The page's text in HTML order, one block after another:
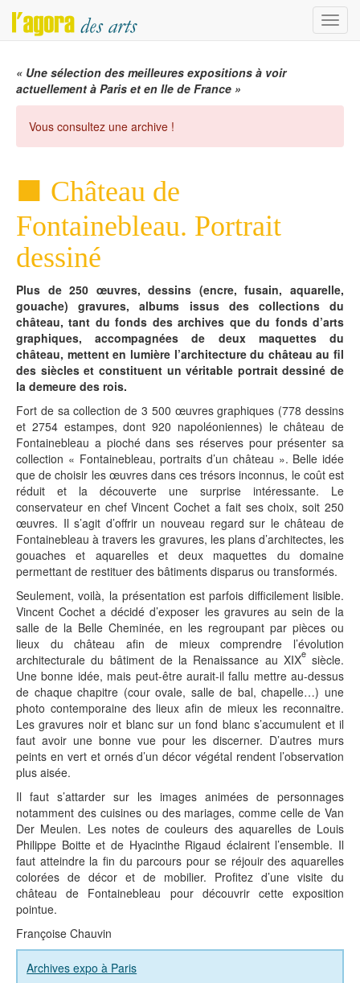
Menu
« Une sélection des meilleures expositions à voir
actuellement à Paris et en Ile de France »
Vous consultez une archive !
Château de
Fontainebleau. Portrait
dessiné
Plus de 250 œuvres, dessins (encre, fusain, aquarelle,
gouache) gravures, albums issus des collections du
château, tant du fonds des archives que du fonds d’arts
graphiques, accompagnées de deux maquettes du
château, mettent en lumière l’architecture du château au fil
des siècles et constituent un véritable portrait dessiné de
la demeure des rois.
Fort de sa collection de 3 500 œuvres graphiques (778 dessins
et 2754 estampes, dont 920 napoléoniennes) le château de
Fontainebleau a pioché dans ses réserves pour présenter sa
collection « Fontainebleau, portraits d’un château ». Belle idée
que de choisir les œuvres dans ces trésors inconnus, le coût est
réduit et la découverte une surprise intéressante. Le
conservateur en chef Vincent Cochet a fait ses choix, soit 250
œuvres. Il s’agit d’offrir un nouveau regard sur le château de
Fontainebleau à travers les gravures, les plans d’architectes, les
gouaches et aquarelles et deux maquettes du domaine
permettant de restituer des bâtiments disparus ou transformés.
Seulement, voilà, la présentation est parfois difficilement lisible.
Vincent Cochet a décidé d’exposer les gravures au sein de la
salle de la Belle Cheminée, en les regroupant par pièces ou
lieux du château afin de mieux comprendre l’évolution
architecturale du bâtiment de la Renaissance au XIXesiècle.
Une bonne idée, mais peut-être aurait-il fallu mettre au-dessus
de chaque chapitre (cour ovale, salle de bal, chapelle…) une
photo contemporaine des lieux afin de mieux les reconnaitre.
Les gravures noir et blanc sur un fond blanc s’accumulent et il
faut avoir une bonne vue pour les discerner. D’autres murs
peints en vert et ornés d’un décor végétal rendent l’observation
plus aisée.
Il faut s’attarder sur les images animées de personnages
notamment des cuisines ou des mariages, comme celle de Van
Der Meulen. Les notes de couleurs des aquarelles de Louis
Philippe Boitte et de Hyacinthe Rigaud éclairent l’ensemble. Il
faut atteindre la fin du parcours pour se réjouir des aquarelles
colorées de décor et de mobilier. Profitez d’une visite du
château de Fontainebleau pour découvrir cette exposition
pointue.
Françoise Chauvin
Archives expo à Paris